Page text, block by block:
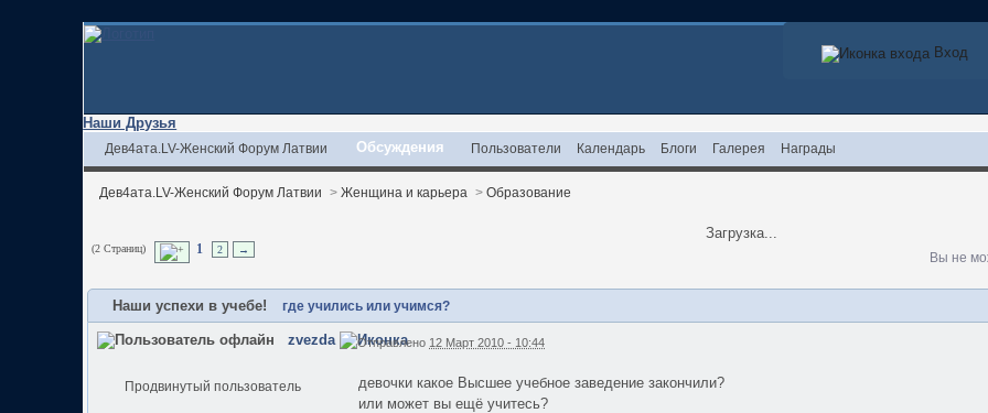
Вход
Наши Друзья
Дев4ата.LV-Женский Форум Латвии Обсуждения Пользователи Календарь Блоги Галерея Награды
Дев4ата.LV-Женский Форум Латвии > Женщина и карьера > Образование
Загрузка...
(2 Страниц) 1 2 →
Вы не
Наши успехи в учебе! где учились или учимся?
zvezda
Продвинутый пользователь
Отправлено 12 Март 2010 - 10:44
девочки какое Высшее учебное заведение закончили?
или может вы ещё учитесь?